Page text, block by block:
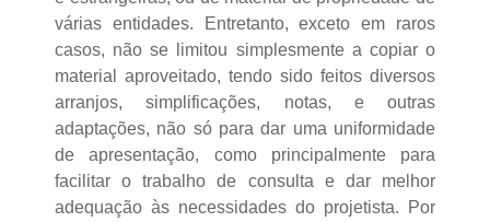
várias entidades. Entretanto, exceto em raros
casos, não se limitou simplesmente a copiar o
material aproveitado, tendo sido feitos diversos
arranjos, simplificações, notas, e outras
adaptações, não só para dar uma uniformidade
de apresentação, como principalmente para
facilitar o trabalho de consulta e dar melhor
adequação às necessidades do projetista. Por